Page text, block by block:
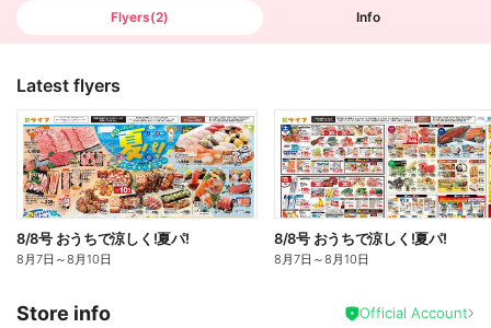
Flyers(2) Info
Latest flyers
8/8号 おうちで涼しく!夏パ!
8月7日 ～8月10日
8/8号 おうちで涼しく!夏パ!
8月7日 ～8月10日
Store info Official Account